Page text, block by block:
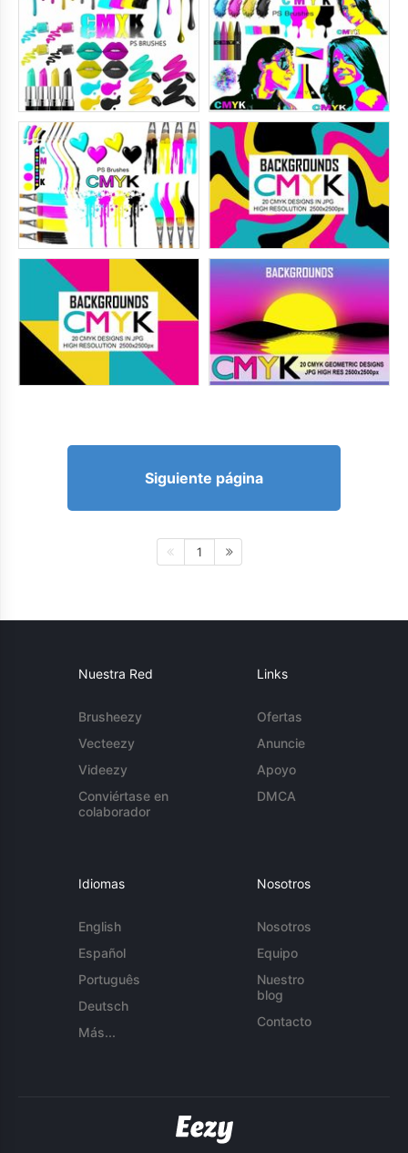
Siguiente página
1
Nuestra Red
Brusheezy
Vecteezy
Videezy
Conviértase en
colaborador
Links
Ofertas
Anuncie
Apoyo
DMCA
Idiomas
English
Español
Português
Deutsch
Más...
Nosotros
Nosotros
Equipo
Nuestro
blog
Contacto